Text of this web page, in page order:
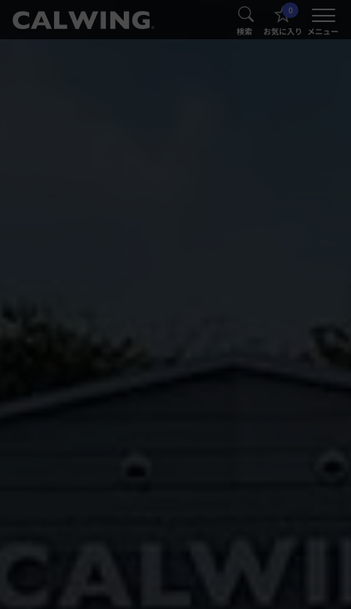
® 検索
0
お気に入り メニュー
®